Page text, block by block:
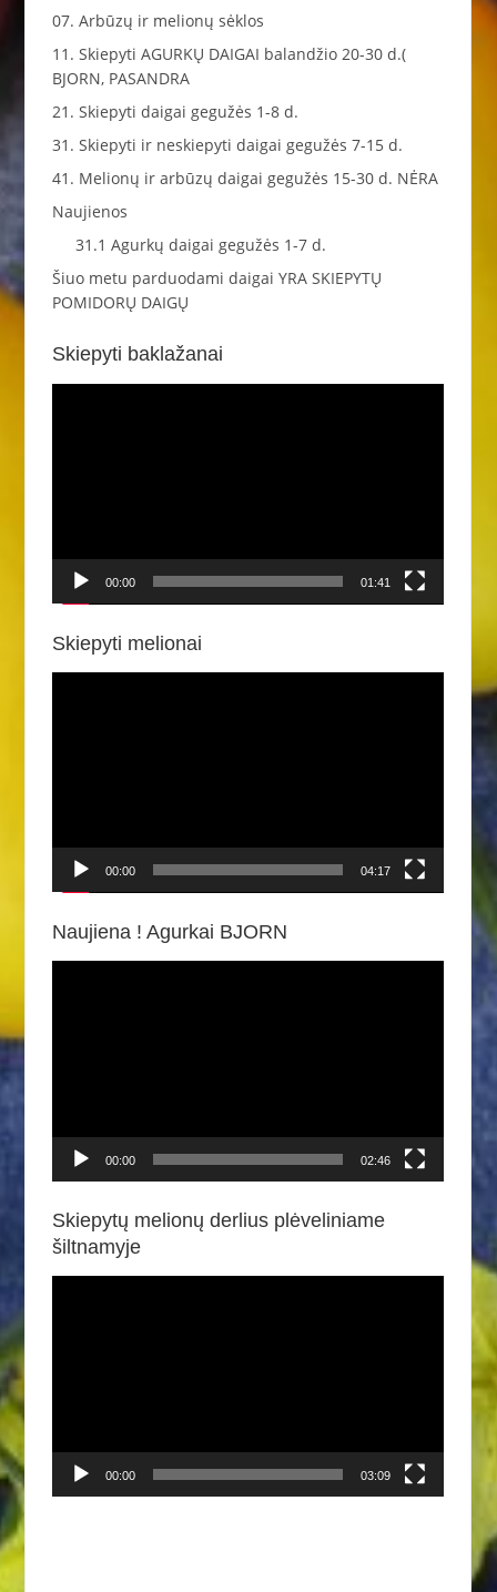
07. Arbūzų ir melionų sėklos
11. Skiepyti AGURKŲ DAIGAI balandžio 20-30 d.(
BJORN, PASANDRA
21. Skiepyti daigai gegužės 1-8 d.
31. Skiepyti ir neskiepyti daigai gegužės 7-15 d.
41. Melionų ir arbūzų daigai gegužės 15-30 d. NĖRA
Naujienos
31.1 Agurkų daigai gegužės 1-7 d.
Šiuo metu parduodami daigai YRA SKIEPYTŲ
POMIDORŲ DAIGŲ
Skiepyti baklažanai
00:00 01:41
Skiepyti melionai
00:00 04:17
Naujiena ! Agurkai BJORN
00:00 02:46
Skiepytų melionų derlius plėveliniame
šiltnamyje
00:00 03:09